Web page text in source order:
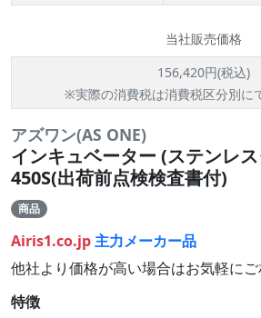
当社販売価格
156,420円(税込)
※実際の消費税は消費税区分別に
アズワン(AS ONE)
インキュベーター (ステンレ
450S(出荷前点検検査書付)
商品
Airis1.co.jp主力メーカー品
他社より価格が高い場合はお気軽に
特徴